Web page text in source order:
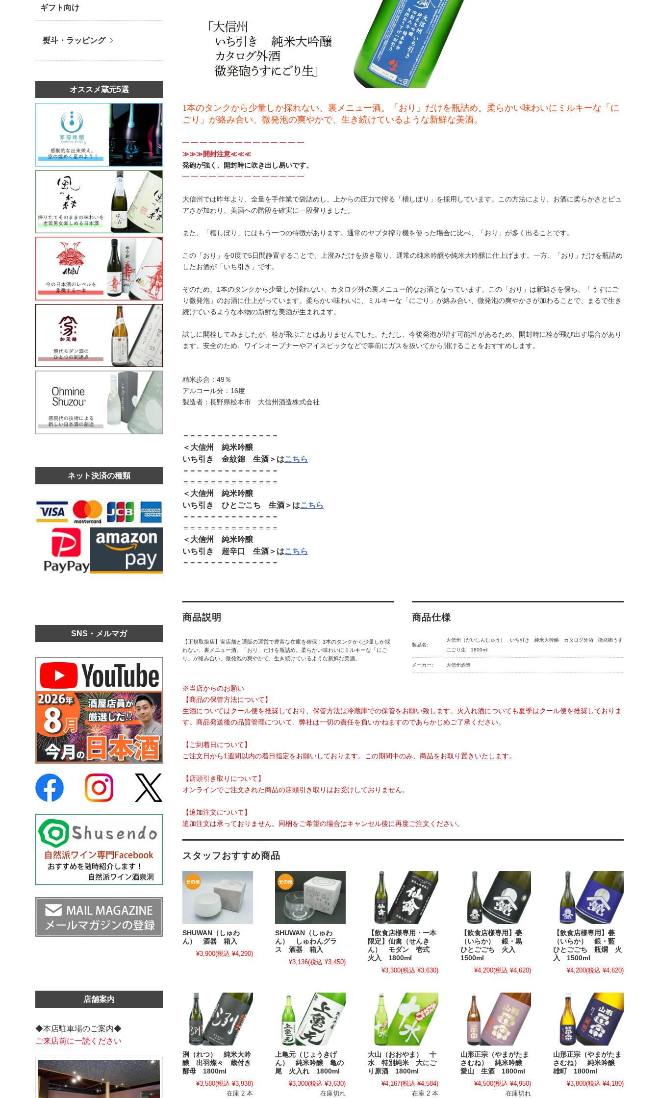
1本のタンクから少量しか採れない、裏メニュー酒。「おり」だけを瓶詰め。柔らかい味わいにミルキーな「に
ごり」が絡み合い、微発泡の爽やかで、生き続けているような新鮮な美酒。
━ ━ ━ ━ ━ ━ ━ ━ ━ ━ ━ ━ ━ ━
≫≫≫開封注意≪≪≪
発砲が強く、開封時に吹き出し易いです。
━ ━ ━ ━ ━ ━ ━ ━ ━ ━ ━ ━ ━ ━
大信州では昨年より、全量を手作業で袋詰めし、上からの圧力で搾る「槽しぼり」を採用しています。この方法により、お酒に柔らかさとピュ
アさが加わり、美酒への階段を確実に一段登りました。
また、「槽しぼり」にはもう一つの特徴があります。通常のヤブタ搾り機を使った場合に比べ、「おり」が多く出ることです。
この「おり」を0度で5日間静置することで、上澄みだけを抜き取り、通常の純米吟醸や純米大吟醸に仕上げます。一方、「おり」だけを瓶詰め
したお酒が「いち引き」です。
そのため、1本のタンクから少量しか採れない、カタログ外の裏メニュー的なお酒となっています。この「おり」は新鮮さを保ち、「うすにご
り微発泡」のお酒に仕上がっています。柔らかい味わいに、ミルキーな「にごり」が絡み合い、微発泡の爽やかさが加わることで、まるで生き
続けているような本物の新鮮な美酒が生まれます。
試しに開栓してみましたが、栓が飛ぶことはありませんでした。ただし、今後発泡が増す可能性があるため、開封時に栓が飛び出す場合があり
ます。安全のため、ワインオープナーやアイスピックなどで事前にガスを抜いてから開けることをおすすめします。
精米歩合：49％
アルコール分：16度
製造者：長野県松本市 大信州酒造株式会社
＝＝＝＝＝＝＝＝＝＝＝＝＝＝
＜大信州 純米吟醸
いち引き 金紋錦 生酒＞はこちら
＝＝＝＝＝＝＝＝＝＝＝＝＝＝
＝＝＝＝＝＝＝＝＝＝＝＝＝＝
＜大信州 純米吟醸
いち引き ひとごこち 生酒＞はこちら
＝＝＝＝＝＝＝＝＝＝＝＝＝＝
＝＝＝＝＝＝＝＝＝＝＝＝＝＝
＜大信州 純米吟醸
いち引き 超辛口 生酒＞はこちら
＝＝＝＝＝＝＝＝＝＝＝＝＝＝
商品説明
【正規取扱店】実店舗と通販の運営で豊富な在庫を確保！1本のタンクから少量しか採
れない、裏メニュー酒。「おり」だけを瓶詰め。柔らかい味わいにミルキーな「にご
り」が絡み合い、微発泡の爽やかで、生き続けているような新鮮な美酒。
商品仕様
製品名:
大信州（だいしんしゅう） いち引き 純米大吟醸 カタログ外酒 微発砲うす
にごり生 1800ml
メーカー: 大信州酒造
※当店からのお願い
【商品の保管方法について】
生酒についてはクール便を推奨しており、保管方法は冷蔵庫での保管をお願い致します。火入れ酒についても夏季はクール便を推奨しておりま
す。商品発送後の品質管理について、弊社は一切の責任を負いかねますのであらかじめご了承ください。
【ご到着日について】
ご注文日から1週間以内の着日指定をお願いしております。この期間中のみ、商品をお取り置きいたします。
【店頭引き取りについて】
オンラインでご注文された商品の店頭引き取りはお受けしておりません。
【追加注文について】
追加注文は承っておりません。同梱をご希望の場合はキャンセル後に再度ご注文ください。
スタッフおすすめ商品
SHUWAN（しゅわ
ん） 酒器 箱入
¥3,900(税込 ¥4,290)
SHUWAN（しゅわ
ん） しゅわんグラ
ス 酒器 箱入
¥3,136(税込 ¥3,450)
【飲食店様専用・一本
限定】仙禽（せんき
ん） モダン 壱式
火入 1800ml
¥3,300(税込 ¥3,630)
【飲食店様専用】甍
（いらか） 銀・黒
ひとごごち 火入
1500ml
¥4,200(税込 ¥4,620)
【飲食店様専用】甍
（いらか） 銀・藍
ひとごごち 瓶燗 火
入 1500ml
¥4,200(税込 ¥4,620)
洌（れつ） 純米大吟
醸 出羽燦々 蔵付き
酵母 1800ml
¥3,580(税込 ¥3,938)
在庫 2 本
上亀元（じょうきげ
ん） 純米吟醸 亀の
尾 火入れ 1800ml
¥3,300(税込 ¥3,630)
在庫切れ
大山（おおやま） 十
水 特別純米 大にご
り原酒 1800ml
¥4,167(税込 ¥4,584)
在庫 2 本
山形正宗（やまがたま
さむね） 純米吟醸
愛山 生酒 1800ml
¥4,500(税込 ¥4,950)
在庫切れ
山形正宗（やまがたま
さむね） 純米吟醸
雄町 1800ml
¥3,800(税込 ¥4,180)
ギフト向け
熨斗・ラッピング
オススメ蔵元5選
ネット決済の種類
SNS・メルマガ
店舗案内
◆本店駐車場のご案内◆
ご来店前に一読ください